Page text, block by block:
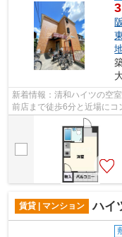
新着情報：清和ハイツの空
前店まで徒歩6分と近場にコ
運びがしやすく、敷地内にご
賃貸 | マンション ハイ